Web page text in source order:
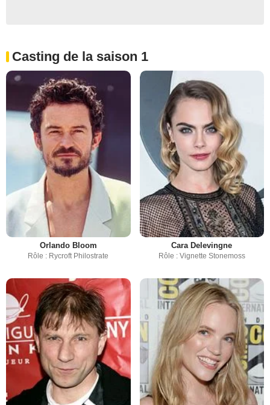
Casting de la saison 1
Orlando Bloom
Rôle : Rycroft Philostrate
Cara Delevingne
Rôle : Vignette Stonemoss